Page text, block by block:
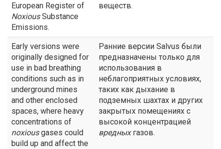
European Register of
NoxiousSubstance
Emissions.
веществ.
Early versions were
originally designed for
use in bad breathing
conditions such as in
underground mines
and other enclosed
spaces, where heavy
concentrations of
noxiousgases could
build up and affect the
Ранние версии Salvus были
предназначены только для
использования в
неблагоприятных условиях,
таких как дыхание в
подземных шахтах и других
закрытых помещениях с
высокой концентрацией
вредныхгазов.